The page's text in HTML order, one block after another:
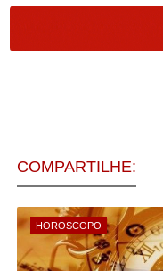
COMPARTILHE:
HOROSCOPO